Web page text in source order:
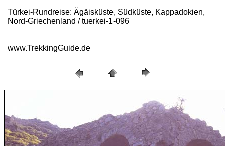
Türkei-Rundreise: Ägäisküste, Südküste, Kappadokien,
Nord-Griechenland / tuerkei-1-096
www.TrekkingGuide.de